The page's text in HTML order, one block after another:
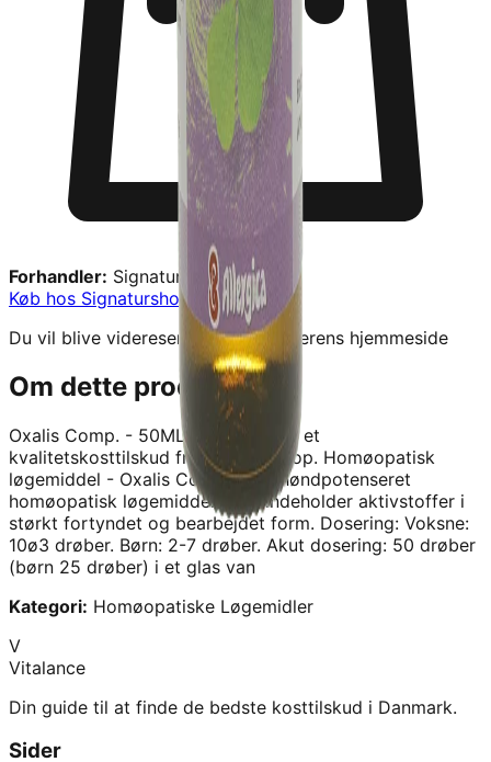
Forhandler: Signaturshop
Køb hos Signaturshop
→
Du vil blive videresendt til forhandlerens hjemmeside
Om dette produkt
Oxalis Comp. - 50ML - Allergica
er et
kvalitetskosttilskud fra Signaturshop. Homøopatisk
løgemiddel - Oxalis Comp. er et høndpotenseret
homøopatisk løgemiddel, som indeholder aktivstoffer i
størkt fortyndet og bearbejdet form. Dosering: Voksne:
10ø3 drøber. Børn: 2-7 drøber. Akut dosering: 50 drøber
(børn 25 drøber) i et glas van
Kategori: Homøopatiske Løgemidler
V
Vitalance
Din guide til at finde de bedste kosttilskud i Danmark.
Sider